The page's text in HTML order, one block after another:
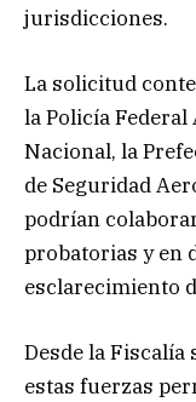
jurisdicciones.
La solicitud
la Policía
Nacional, la
de Seguridad
podrían
probatorias y en
esclarecimiento
Desde la
estas fuerzas